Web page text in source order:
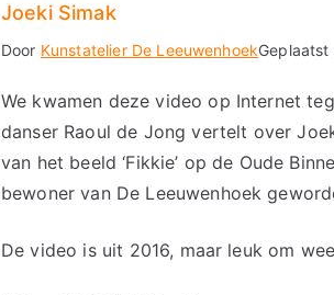
Joeki Simak
Door Kunstatelier De Leeuwenhoek
We kwamen deze video op Internet
danser Raoul de Jong vertelt over
van het beeld ‘Fikkie’ op de Oude
bewoner van De Leeuwenhoek
De video is uit 2016, maar leuk om